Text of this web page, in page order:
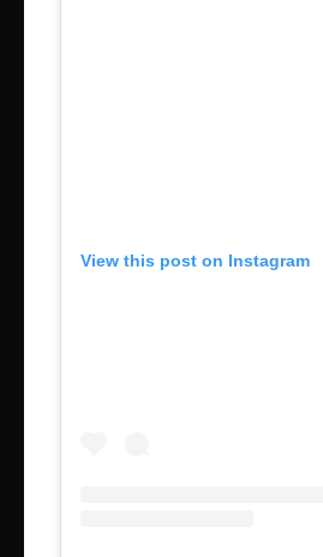
View this post on Instagram